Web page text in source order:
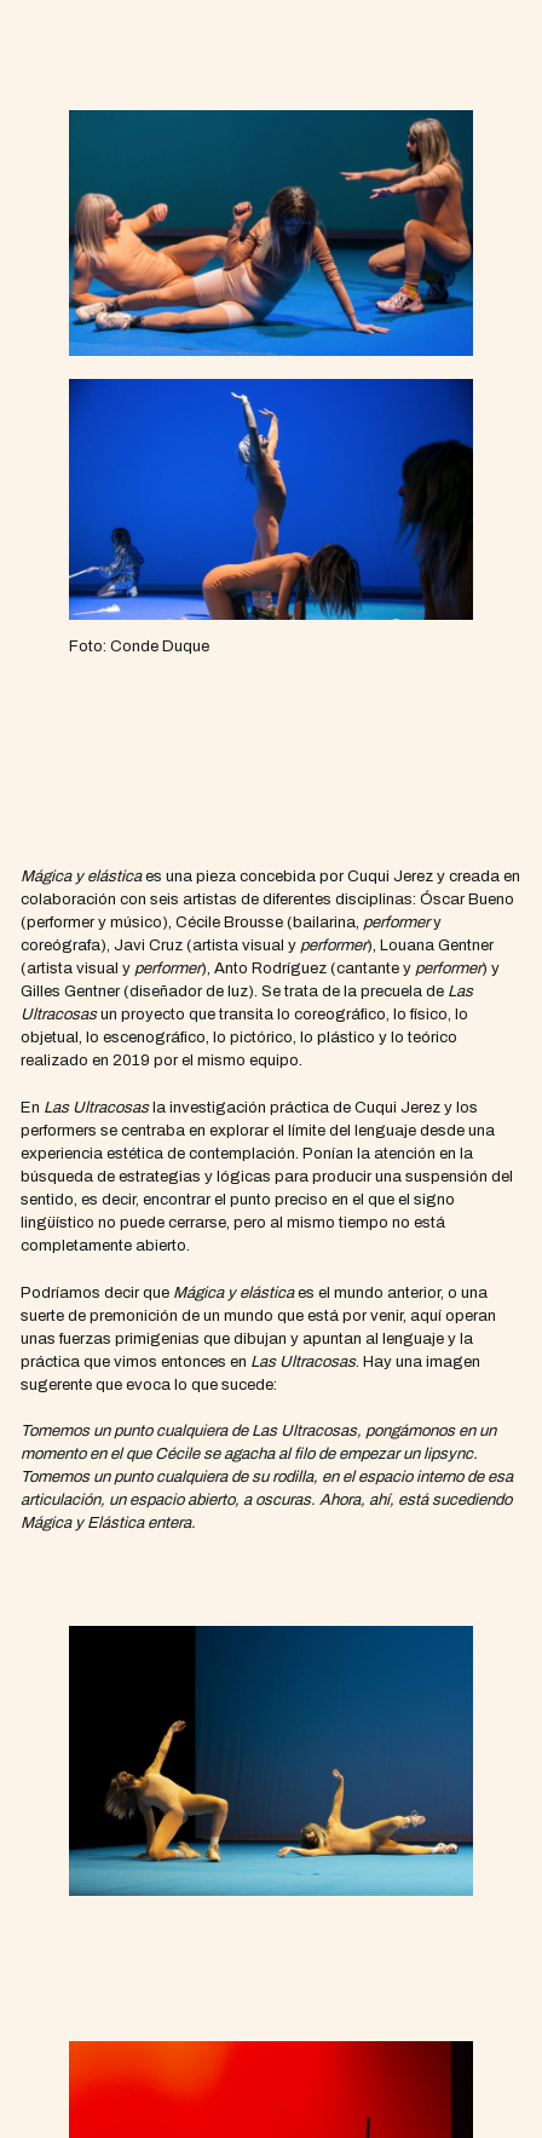
Foto: Conde Duque
Mágica y elásticaes una pieza concebida por Cuqui Jerez y creada en
colaboración con seis artistas de diferentes disciplinas: Óscar Bueno
(performer y músico), Cécile Brousse (bailarina, performery
coreógrafa), Javi Cruz (artista visual y performer), Louana Gentner
(artista visual y performer), Anto Rodríguez (cantante y performer) y
Gilles Gentner (diseñador de luz). Se trata de la precuela de Las
Ultracosasun proyecto que transita lo coreográfico, lo físico, lo
objetual, lo escenográfico, lo pictórico, lo plástico y lo teórico
realizado en 2019 por el mismo equipo.
En Las Ultracosasla investigación práctica de Cuqui Jerez y los
performers se centraba en explorar el límite del lenguaje desde una
experiencia estética de contemplación. Ponían la atención en la
búsqueda de estrategias y lógicas para producir una suspensión del
sentido, es decir, encontrar el punto preciso en el que el signo
lingüístico no puede cerrarse, pero al mismo tiempo no está
completamente abierto.
Podríamos decir que Mágica y elásticaes el mundo anterior, o una
suerte de premonición de un mundo que está por venir, aquí operan
unas fuerzas primigenias que dibujan y apuntan al lenguaje y la
práctica que vimos entonces en Las Ultracosas. Hay una imagen
sugerente que evoca lo que sucede:
Tomemos un punto cualquiera de Las Ultracosas, pongámonos en un
momento en el que Cécile se agacha al filo de empezar un lipsync.
Tomemos un punto cualquiera de su rodilla, en el espacio interno de esa
articulación, un espacio abierto, a oscuras. Ahora, ahí, está sucediendo
Mágica y Elástica entera.